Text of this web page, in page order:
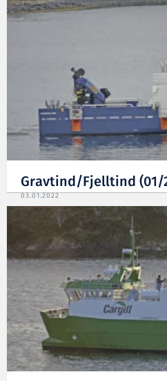
Gravtind/Fjelltind (01/
03.01.2022